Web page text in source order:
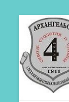
Перейти